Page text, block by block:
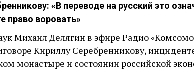
«В переводе на русский это
право воровать»
Михаил Делягин в эфире Радио
Кириллу Серебренникову,
монастыре и состоянии российской